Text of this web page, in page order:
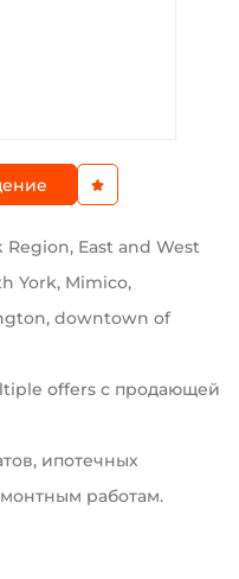
East and West
York, Mimico,
downtown of
offers с продающей
ипотечных
работам.